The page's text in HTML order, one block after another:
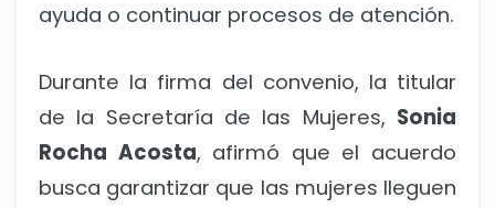
ayuda o continuar procesos de atención.
Durante la firma del convenio, la titular
de la Secretaría de las Mujeres, Sonia
Rocha Acosta, afirmó que el acuerdo
busca garantizar que las mujeres lleguen